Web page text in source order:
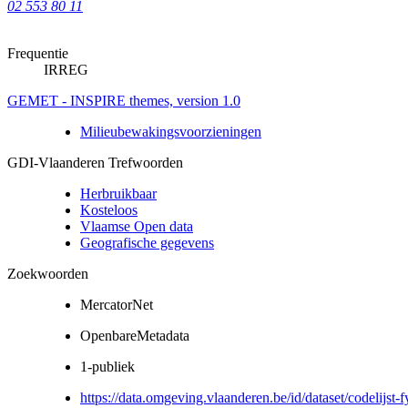
02 553 80 11
Frequentie
IRREG
GEMET - INSPIRE themes, version 1.0
Milieubewakingsvoorzieningen
GDI-Vlaanderen Trefwoorden
Herbruikbaar
Kosteloos
Vlaamse Open data
Geografische gegevens
Zoekwoorden
MercatorNet
OpenbareMetadata
1-publiek
https://data.omgeving.vlaanderen.be/id/dataset/codelijst-